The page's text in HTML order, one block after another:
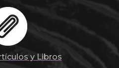
y Libros